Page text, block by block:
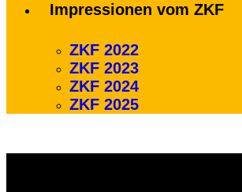
Impressionen vom ZKF
ZKF 2022
ZKF 2023
ZKF 2024
ZKF 2025